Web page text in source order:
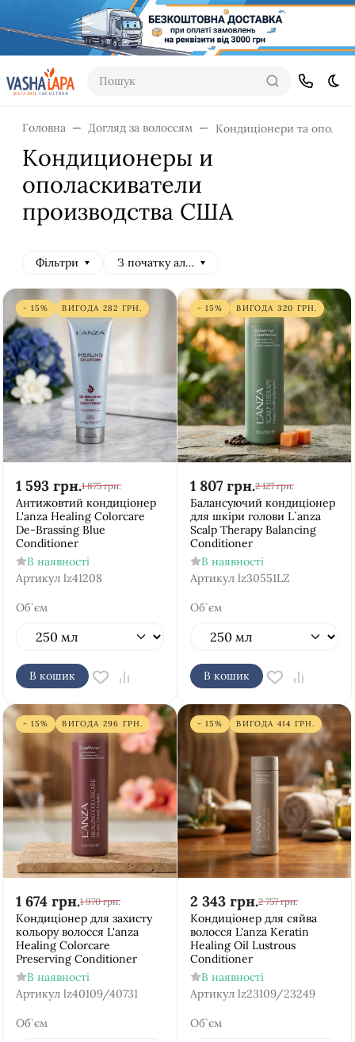
Пошук
Головна Догляд за волоссям Кондиціонери та
Кондиционеры и
ополаскиватели
производства США
Фільтри З початку алфавіту
- 15% ВИГОДА 282 ГРН.
1 593 грн.1 875 грн.
Антижовтий кондиціонер
L'anza Healing Colorcare
De-Brassing Blue
Conditioner
В наявності
Артикул lz41208
Об`єм
В кошик
- 15% ВИГОДА 320 ГРН.
1 807 грн.2 127 грн.
Балансуючий кондиціонер
для шкіри голови L`anza
Scalp Therapy Balancing
Conditioner
В наявності
Артикул lz30551LZ
Об`єм
В кошик
- 15% ВИГОДА 296 ГРН.
1 674 грн.1 970 грн.
Кондиціонер для захисту
кольору волосся L'anza
Healing Colorcare
Preserving Conditioner
В наявності
Артикул lz40109/40731
Об`єм
- 15% ВИГОДА 414 ГРН.
2 343 грн.2 757 грн.
Кондиціонер для сяйва
волосся L'anza Keratin
Healing Oil Lustrous
Conditioner
В наявності
Артикул lz23109/23249
Об`єм